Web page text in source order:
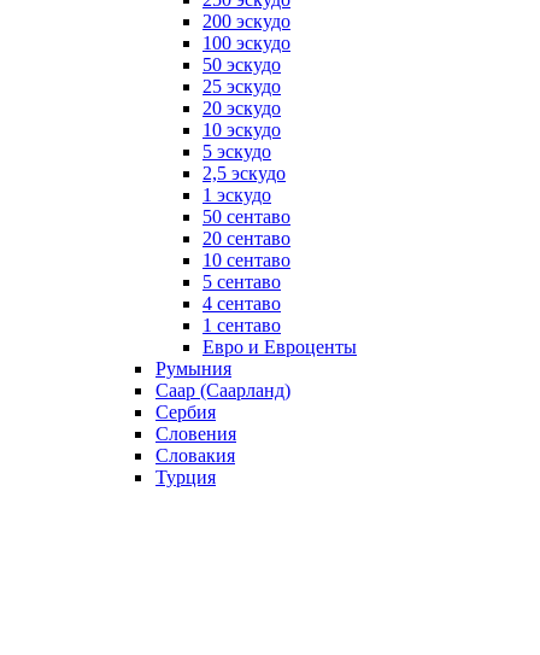
200 эскудо
100 эскудо
50 эскудо
25 эскудо
20 эскудо
10 эскудо
5 эскудо
2,5 эскудо
1 эскудо
50 сентаво
20 сентаво
10 сентаво
5 сентаво
4 сентаво
1 сентаво
Евро и Евроценты
Румыния
Саар (Саарланд)
Сербия
Словения
Словакия
Турция